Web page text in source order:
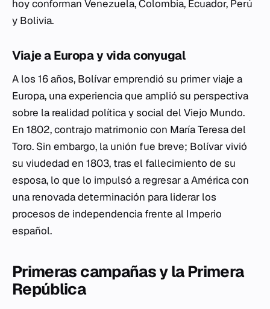
hoy conforman Venezuela, Colombia, Ecuador, Perú
y Bolivia.
Viaje a Europa y vida conyugal
A los 16 años, Bolívar emprendió su primer viaje a
Europa, una experiencia que amplió su perspectiva
sobre la realidad política y social del Viejo Mundo.
En 1802, contrajo matrimonio con María Teresa del
Toro. Sin embargo, la unión fue breve; Bolívar vivió
su viudedad en 1803, tras el fallecimiento de su
esposa, lo que lo impulsó a regresar a América con
una renovada determinación para liderar los
procesos de independencia frente al Imperio
español.
Primeras campañas y la Primera
República